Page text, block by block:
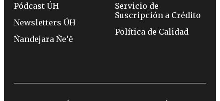
Pódcast ÚH
Newsletters ÚH
Ñandejara Ñe’ẽ
Servicio de
Suscripción a Crédito
Política de Calidad